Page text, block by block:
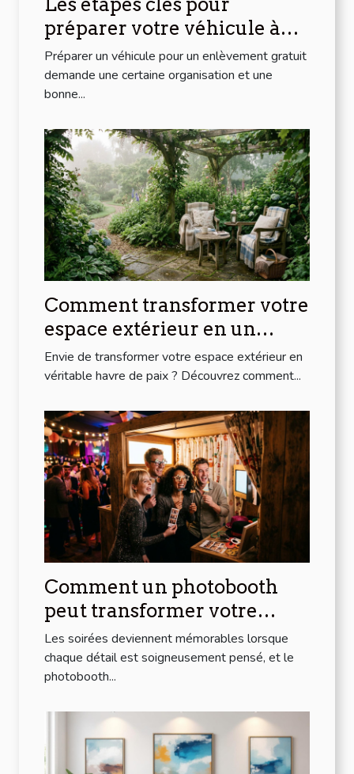
préparer votre véhicule à
l'enlèvement gratuit
Préparer un véhicule pour un enlèvement gratuit
demande une certaine organisation et une
bonne...
Comment transformer votre
espace extérieur en un
havre de paix ?
Envie de transformer votre espace extérieur en
véritable havre de paix ? Découvrez comment...
Comment un photobooth
peut transformer votre
soirée
Les soirées deviennent mémorables lorsque
chaque détail est soigneusement pensé, et le
photobooth...